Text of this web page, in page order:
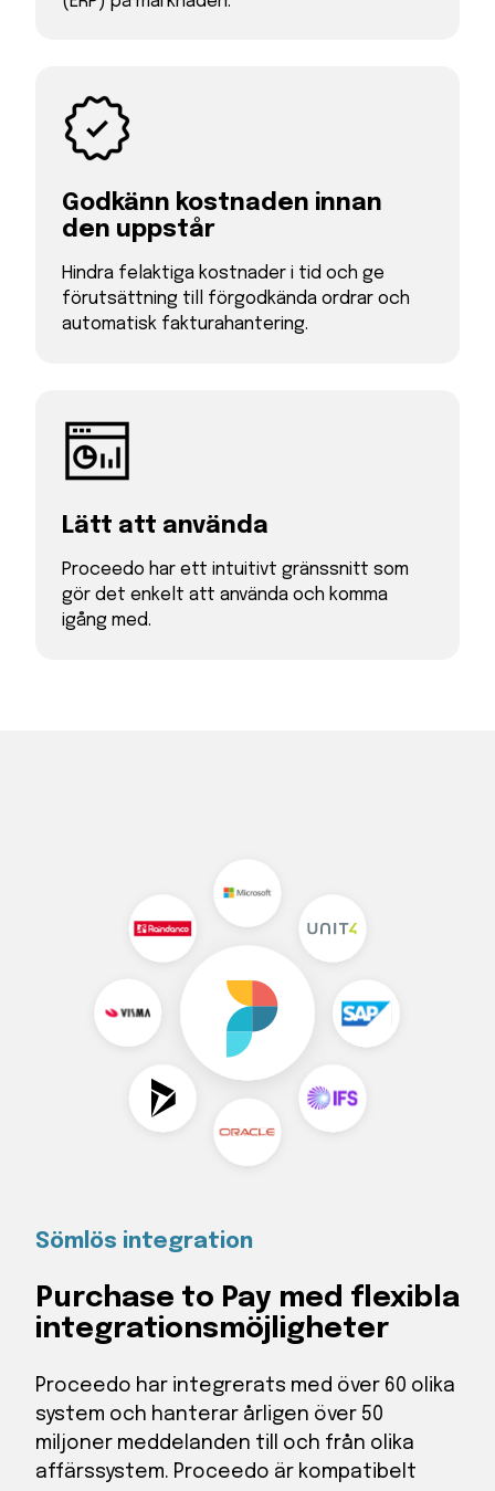
Godkänn kostnaden innan
den uppstår
Hindra felaktiga kostnader i tid och ge
förutsättning till förgodkända ordrar och
automatisk fakturahantering.
Lätt att använda
Proceedo har ett intuitivt gränssnitt som
gör det enkelt att använda och komma
igång med.
Sömlös integration
Purchase to Pay med flexibla
integrations­möjligheter
Proceedo har integrerats med över 60 olika
system och hanterar årligen över 50
miljoner meddelanden till och från olika
affärssystem. Proceedo är kompatibelt